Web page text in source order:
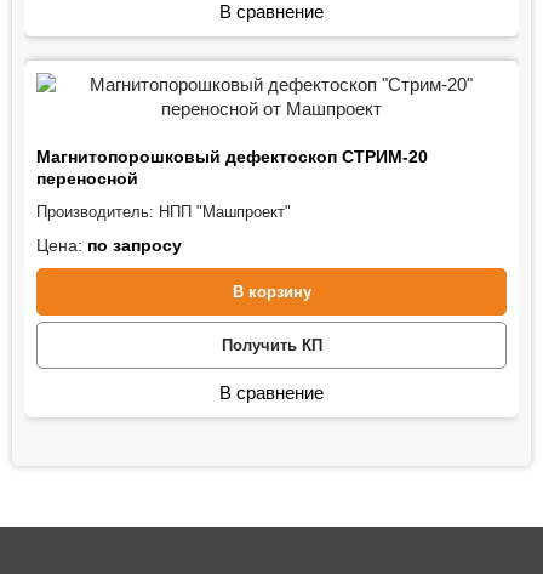
В сравнение
Магнитопорошковый дефектоскоп СТРИМ-20
переносной
Производитель: НПП "Машпроект"
Цена: по запросу
В корзину
Получить КП
В сравнение